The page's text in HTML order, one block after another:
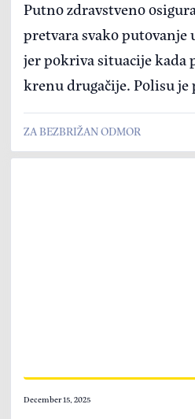
Putno zdravstveno
pretvara svako putovanje
jer pokriva situacije kada
krenu drugačije. Polisu
pre napuštanja zemlje,
ostvarujete i popust od 30
ZA BEZBRIŽAN ODMOR
December 15, 2025